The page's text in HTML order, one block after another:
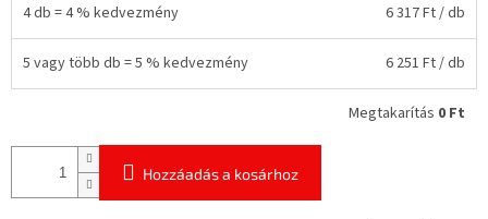
4 db = 4 % kedvezmény 6 317 Ft/ db
5 vagy több db = 5 % kedvezmény 6 251 Ft/ db
Megtakarítás 0 Ft
Hozzáadás a kosárhoz